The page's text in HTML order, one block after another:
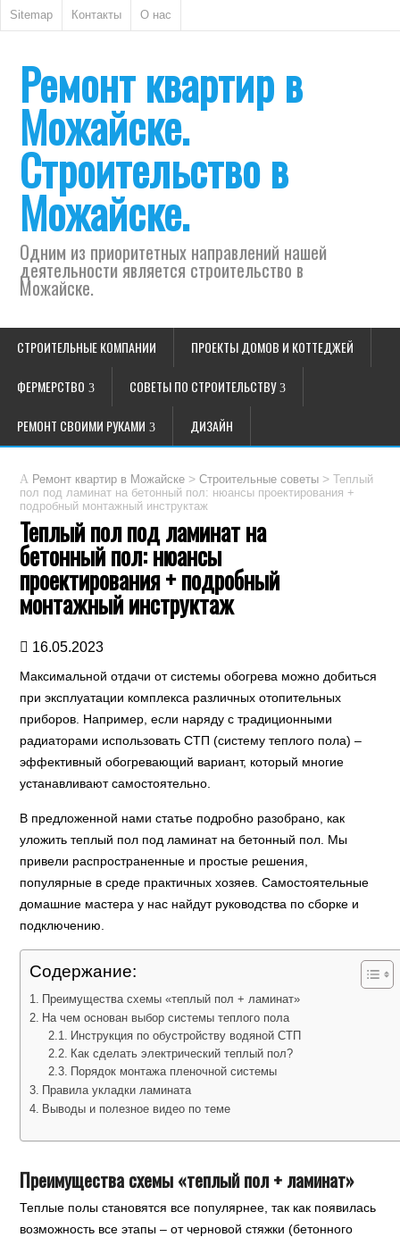
Sitemap Контакты О нас
Ремонт квартир в
Можайске.
Строительство в
Можайске.
Одним из приоритетных направлений нашей
деятельности является строительство в
Можайске.
СТРОИТЕЛЬНЫЕ КОМПАНИИ ПРОЕКТЫ ДОМОВ И КОТТЕДЖЕЙ
ФЕРМЕРСТВО СОВЕТЫ ПО СТРОИТЕЛЬСТВУ
РЕМОНТ СВОИМИ РУКАМИ ДИЗАЙН
Ремонт квартир в Можайске >Строительные советы >Теплый
пол под ламинат на бетонный пол: нюансы проектирования +
подробный монтажный инструктаж
Теплый пол под ламинат на
бетонный пол: нюансы
проектирования + подробный
монтажный инструктаж
16.05.2023
Максимальной отдачи от системы обогрева можно добиться
при эксплуатации комплекса различных отопительных
приборов. Например, если наряду с традиционными
радиаторами использовать СТП (систему теплого пола) –
эффективный обогревающий вариант, который многие
устанавливают самостоятельно.
В предложенной нами статье подробно разобрано, как
уложить теплый пол под ламинат на бетонный пол. Мы
привели распространенные и простые решения,
популярные в среде практичных хозяев. Самостоятельные
домашние мастера у нас найдут руководства по сборке и
подключению.
Содержание:
Преимущества схемы «теплый пол + ламинат»
На чем основан выбор системы теплого пола
Инструкция по обустройству водяной СТП
Как сделать электрический теплый пол?
Порядок монтажа пленочной системы
Правила укладки ламината
Выводы и полезное видео по теме
Преимущества схемы «теплый пол + ламинат»
Теплые полы становятся все популярнее, так как появилась
возможность все этапы – от черновой стяжки (бетонного